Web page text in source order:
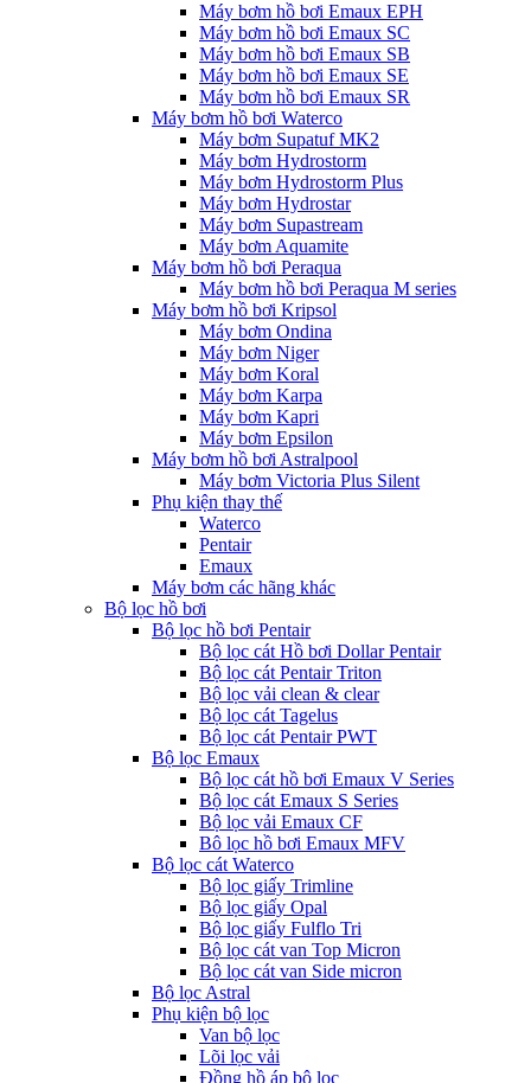
Máy bơm hồ bơi Emaux EPH
Máy bơm hồ bơi Emaux SC
Máy bơm hồ bơi Emaux SB
Máy bơm hồ bơi Emaux SE
Máy bơm hồ bơi Emaux SR
Máy bơm hồ bơi Waterco
Máy bơm Supatuf MK2
Máy bơm Hydrostorm
Máy bơm Hydrostorm Plus
Máy bơm Hydrostar
Máy bơm Supastream
Máy bơm Aquamite
Máy bơm hồ bơi Peraqua
Máy bơm hồ bơi Peraqua M series
Máy bơm hồ bơi Kripsol
Máy bơm Ondina
Máy bơm Niger
Máy bơm Koral
Máy bơm Karpa
Máy bơm Kapri
Máy bơm Epsilon
Máy bơm hồ bơi Astralpool
Máy bơm Victoria Plus Silent
Phụ kiện thay thế
Waterco
Pentair
Emaux
Máy bơm các hãng khác
Bộ lọc hồ bơi
Bộ lọc hồ bơi Pentair
Bộ lọc cát Hồ bơi Dollar Pentair
Bộ lọc cát Pentair Triton
Bộ lọc vải clean & clear
Bộ lọc cát Tagelus
Bộ lọc cát Pentair PWT
Bộ lọc Emaux
Bộ lọc cát hồ bơi Emaux V Series
Bộ lọc cát Emaux S Series
Bộ lọc vải Emaux CF
Bô lọc hồ bơi Emaux MFV
Bộ lọc cát Waterco
Bộ lọc giấy Trimline
Bộ lọc giấy Opal
Bộ lọc giấy Fulflo Tri
Bộ lọc cát van Top Micron
Bộ lọc cát van Side micron
Bộ lọc Astral
Phụ kiện bộ lọc
Van bộ lọc
Lõi lọc vải
Đồng hồ áp bộ lọc